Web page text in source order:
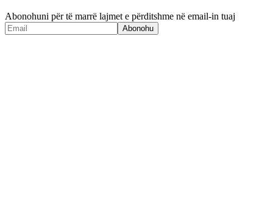
Abonohuni për të marrë lajmet e përditshme në email-in tuaj
Abonohu